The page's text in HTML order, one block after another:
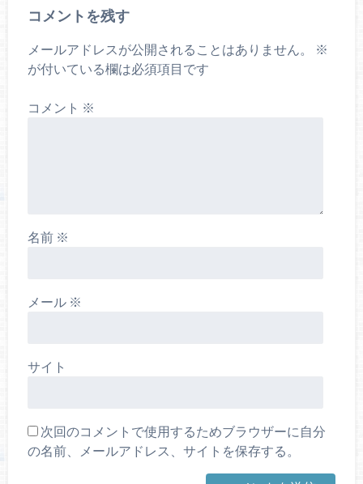
コメントを残す
メールアドレスが公開されることはありません。
※
が付いている欄は必須項目です
コメント ※
名前 ※
メール ※
サイト
次回のコメントで使用するためブラウザーに自分
の名前、メールアドレス、サイトを保存する。